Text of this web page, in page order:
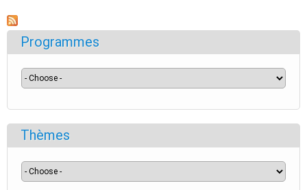
Programmes
Thèmes